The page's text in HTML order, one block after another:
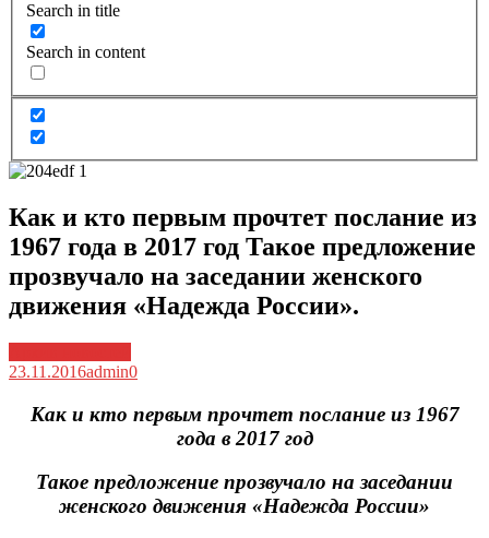
Search in title
Search in content
Как и кто первым прочтет послание из
1967 года в 2017 год Такое предложение
прозвучало на заседании женского
движения «Надежда России».
23.11.2016admin0
Как и кто первым прочтет послание из 1967
года в 2017 год
Такое предложение прозвучало на заседании
женского движения «Надежда России»